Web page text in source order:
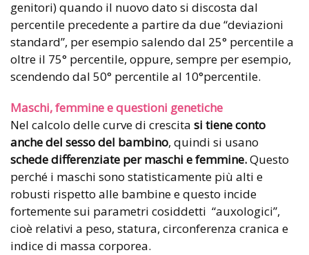
genitori) quando il nuovo dato si discosta dal
percentile precedente a partire da due “deviazioni
standard”, per esempio salendo dal 25° percentile a
oltre il 75° percentile, oppure, sempre per esempio,
scendendo dal 50° percentile al 10°percentile.
Maschi, femmine e questioni genetiche
Nel calcolo delle curve di crescita si tiene conto
anche del sesso del bambino, quindi si usano
schede differenziate per maschi e femmine.Questo
perché i maschi sono statisticamente più alti e
robusti rispetto alle bambine e questo incide
fortemente sui parametri cosiddetti “auxologici”,
cioè relativi a peso, statura, circonferenza cranica e
indice di massa corporea.